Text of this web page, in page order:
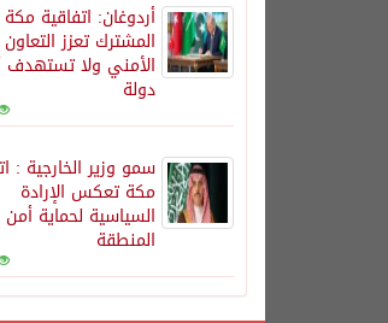
أردوغان: اتفاقية مكة
المشترك تعزز التعاون
الأمني ولا تستهدف
دولة
سمو وزير الخارجية :
مكة تعكس الإرادة
السياسية لحماية أمن
المنطقة